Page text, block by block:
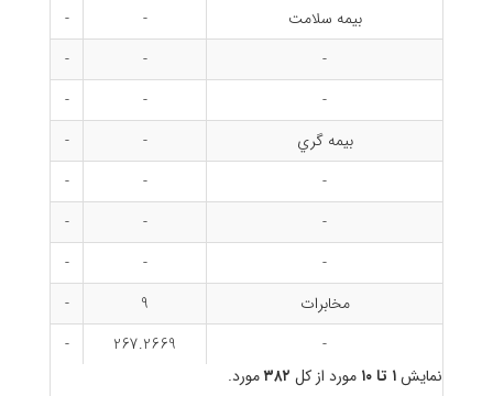
بيمه سلامت
-
-
-
-
-
-
-
-
بيمه گري
-
-
-
-
-
-
-
-
-
-
-
مخابرات
9
-
-
267.2669
-
نمایش۱ تا ۱۰ مورد از کل ۳۸۲مورد.